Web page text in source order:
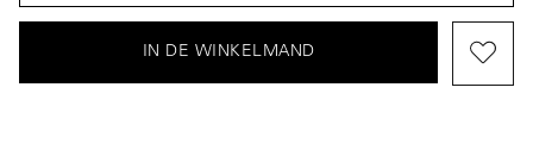
IN DE WINKELMAND